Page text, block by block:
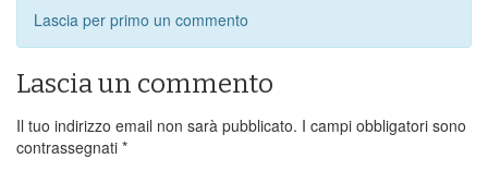
Lascia per primo un commento
Lascia un commento
Il tuo indirizzo email non sarà pubblicato. I campi obbligatori sono
contrassegnati *